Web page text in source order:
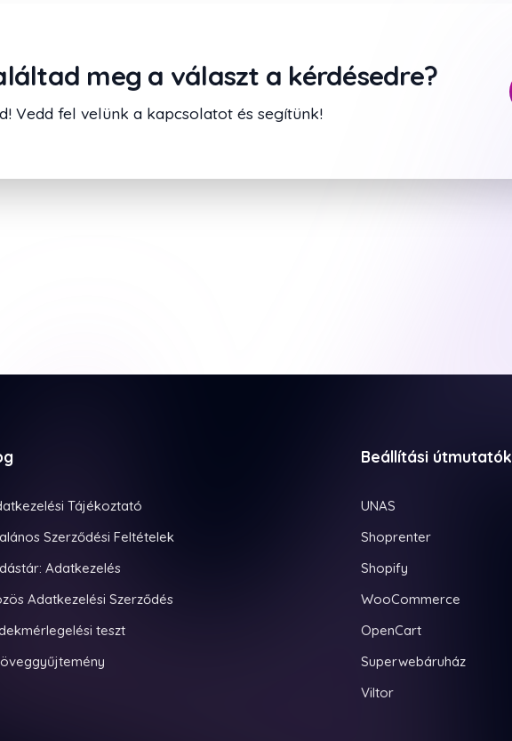
meg a választ a kérdésedre?
Vedd fel velünk a kapcsolatot és segítünk!
Tájékoztató
Szerződési Feltételek
Adatkezelés
Adatkezelési Szerződés
teszt
Beállítási útmutatók
UNAS
Shoprenter
Shopify
WooCommerce
OpenCart
Superwebáruház
Viltor